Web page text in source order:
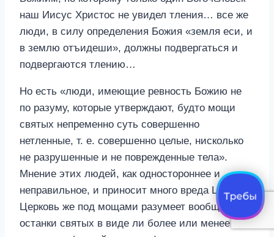
наш Иисус Христос не увидел тления… все же
люди, в силу определения Божия «земля еси, и
в землю отъидеши», должны подвергаться и
подвергаются тлению…
Но есть «люди, имеющие ревность Божию не
по разуму, которые утверждают, будто мощи
святых непременно суть совершенно
нетленные, т. е. совершенно целые, нисколько
не разрушенные и не поврежденные тела».
Мнение этих людей, как одностороннее и
неправильное, и приносит много вреда Церкви.
Церковь же под мощами разумеет вообще
останки святых в виде ли более или менее